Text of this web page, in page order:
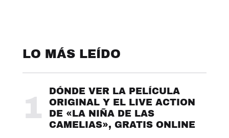
LO MÁS LEÍDO
1
DÓNDE VER LA PELÍCULA
ORIGINAL Y EL LIVE ACTION
DE «LA NIÑA DE LAS
CAMELIAS», GRATIS ONLINE